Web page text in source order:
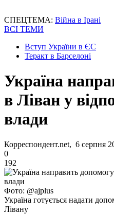
СПЕЦТЕМА: Війна в Ірані
ВСІ ТЕМИ
Вступ України в ЄС
Теракт в Барселоні
Україна
в Ліван у
влади
Корреспондент.net, 6 серпня
0
192
Фото: @ajplus
Україна готується надати
Лівану